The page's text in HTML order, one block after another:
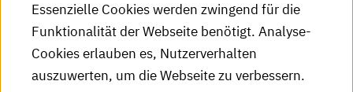
HKA-Publikationen
RSS-Feed
Essenzielle Cookies werden zwingend für die
Funktionalität der Webseite benötigt. Analyse-
Cookies erlauben es, Nutzerverhalten
auszuwerten, um die Webseite zu verbessern.